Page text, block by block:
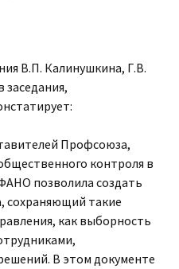
В.П. Калинушкина, Г.В.
заседания,
Профсоюза,
контроля в
позволила создать
сохраняющий такие
как выборность
В этом документе